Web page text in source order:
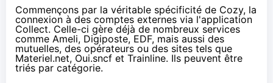
Commençons par la véritable spécificité de Cozy, la
connexion à des comptes externes via l'application
Collect. Celle-ci gère déjà de nombreux services
comme Ameli, Digiposte, EDF, mais aussi des
mutuelles, des opérateurs ou des sites tels que
Materiel.net, Oui.sncf et Trainline. Ils peuvent être
triés par catégorie.